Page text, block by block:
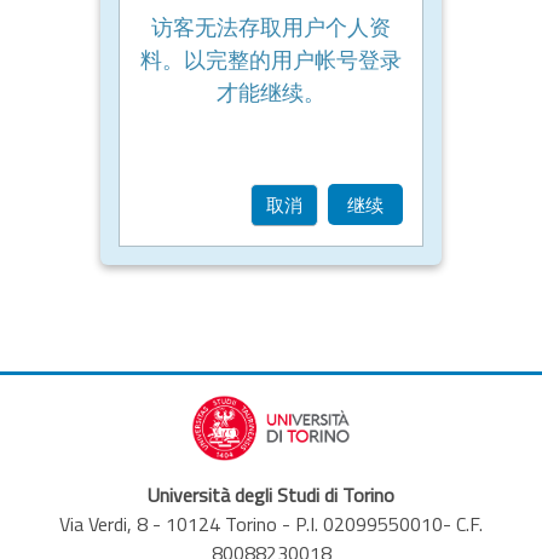
访客无法存取用户个人资
料。以完整的用户帐号登录
才能继续。
取消 继续
Università degli Studi di Torino
Via Verdi, 8 - 10124 Torino - P.I. 02099550010- C.F.
80088230018